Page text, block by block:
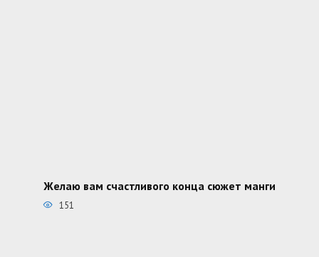
Желаю вам счастливого конца сюжет манги
151